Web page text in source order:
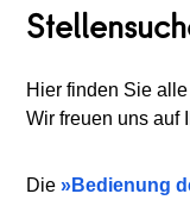
Hier finden Sie
Wir freuen uns auf
Die Bedienung